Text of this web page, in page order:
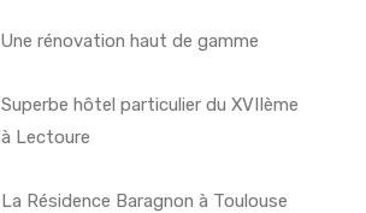
Une rénovation haut de gamme
Superbe hôtel particulier du XVIIème
à Lectoure
La Résidence Baragnon à Toulouse